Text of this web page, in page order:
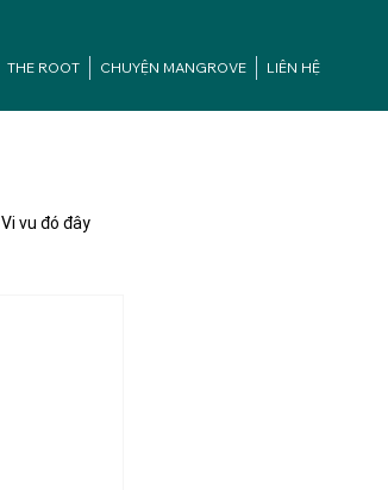
THE ROOT CHUYỆN MANGROVE LIÊN HỆ
Vi vu đó đây